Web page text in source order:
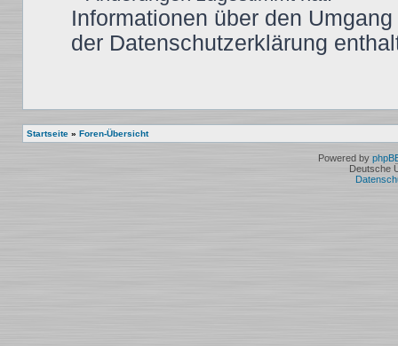
Informationen über den
der Datenschutzerklärung
Startseite » Foren-Übersicht
Powered by
Deutsche